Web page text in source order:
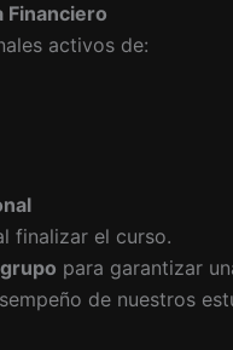
Financiero
activos de:
finalizar el curso.
para garantizar
de nuestros